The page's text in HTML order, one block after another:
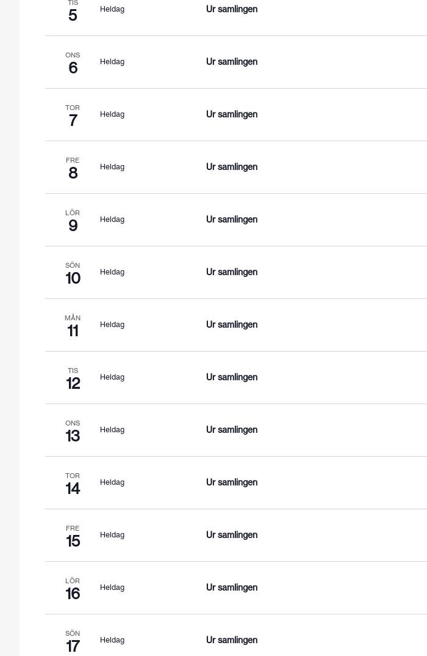
TIS
5 Heldag Ur samlingen
ONS
6 Heldag Ur samlingen
TOR
7 Heldag Ur samlingen
FRE
8 Heldag Ur samlingen
LÖR
9 Heldag Ur samlingen
SÖN
10 Heldag Ur samlingen
MÅN
11 Heldag Ur samlingen
TIS
12 Heldag Ur samlingen
ONS
13 Heldag Ur samlingen
TOR
14 Heldag Ur samlingen
FRE
15 Heldag Ur samlingen
LÖR
16 Heldag Ur samlingen
SÖN
17 Heldag Ur samlingen